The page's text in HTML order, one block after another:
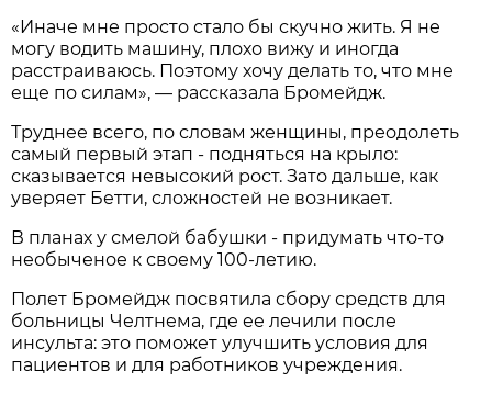
«Иначе мне просто стало бы скучно жить. Я не
могу водить машину, плохо вижу и иногда
расстраиваюсь. Поэтому хочу делать то, что мне
еще по силам», — рассказала Бромейдж.
Труднее всего, по словам женщины, преодолеть
самый первый этап - подняться на крыло:
сказывается невысокий рост. Зато дальше, как
уверяет Бетти, сложностей не возникает.
В планах у смелой бабушки - придумать что-то
необыченое к своему 100-летию.
Полет Бромейдж посвятила сбору средств для
больницы Челтнема, где ее лечили после
инсульта: это поможет улучшить условия для
пациентов и для работников учреждения.